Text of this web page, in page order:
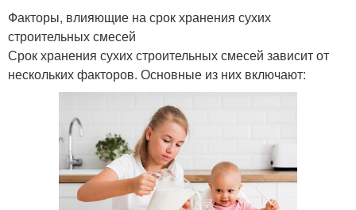
Факторы, влияющие на срок хранения сухих
строительных смесей
Срок хранения сухих строительных смесей зависит от
нескольких факторов. Основные из них включают: